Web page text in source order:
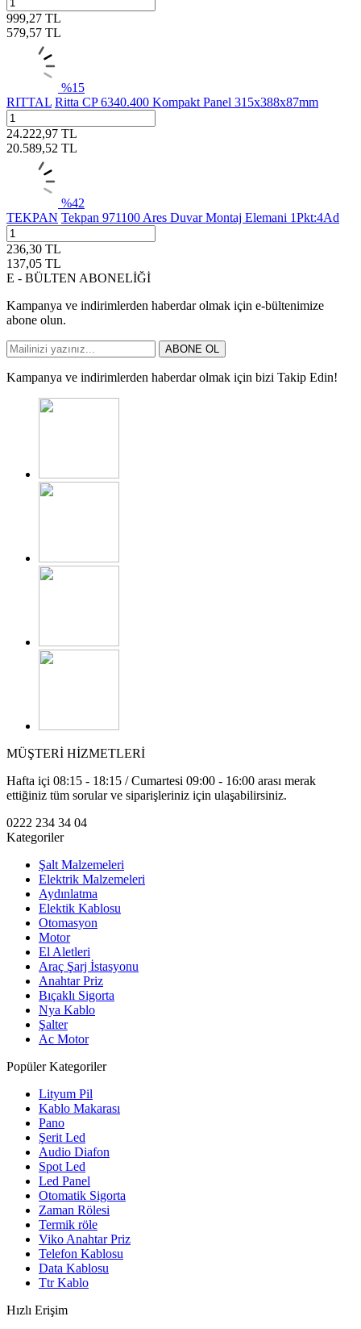
999,27 TL
579,57 TL
%15
RITTAL Ritta CP 6340.400 Kompakt Panel 315x388x87mm
24.222,97 TL
20.589,52 TL
%42
TEKPAN Tekpan 971100 Ares Duvar Montaj Elemani 1Pkt:4Ad
236,30 TL
137,05 TL
E - BÜLTEN ABONELİĞİ
Kampanya ve indirimlerden haberdar olmak için e-bültenimize
abone olun.
ABONE OL
Kampanya ve indirimlerden haberdar olmak için bizi Takip Edin!
MÜŞTERİ HİZMETLERİ
Hafta içi 08:15 - 18:15 / Cumartesi 09:00 - 16:00 arası merak
ettiğiniz tüm sorular ve siparişleriniz için ulaşabilirsiniz.
0222 234 34 04
Kategoriler
Şalt Malzemeleri
Elektrik Malzemeleri
Aydınlatma
Elektik Kablosu
Otomasyon
Motor
El Aletleri
Araç Şarj İstasyonu
Anahtar Priz
Bıçaklı Sigorta
Nya Kablo
Şalter
Ac Motor
Popüler Kategoriler
Lityum Pil
Kablo Makarası
Pano
Şerit Led
Audio Diafon
Spot Led
Led Panel
Otomatik Sigorta
Zaman Rölesi
Termik röle
Viko Anahtar Priz
Telefon Kablosu
Data Kablosu
Ttr Kablo
Hızlı Erişim